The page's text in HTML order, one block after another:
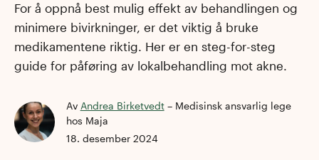
For å oppnå best mulig effekt av behandlingen og
minimere bivirkninger, er det viktig å bruke
medikamentene riktig. Her er en steg-for-steg
guide for påføring av lokalbehandling mot akne.
Av Andrea Birketvedt– Medisinsk ansvarlig lege
hos Maja
18. desember 2024